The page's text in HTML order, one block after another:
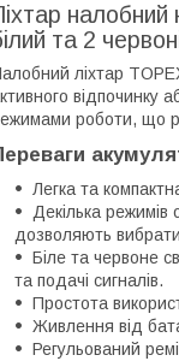
та 2
ліхтар
відпочинку
роботи, що
Легка та
Декілька
дозволяють
Біле та червоне
та подачі сигналів.
Простота
Живлення від
Регульований